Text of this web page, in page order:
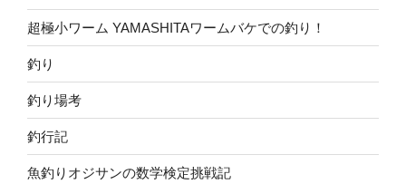
超極小ワーム YAMASHITAワームバケでの釣り！
釣り
釣り場考
釣行記
魚釣りオジサンの数学検定挑戦記